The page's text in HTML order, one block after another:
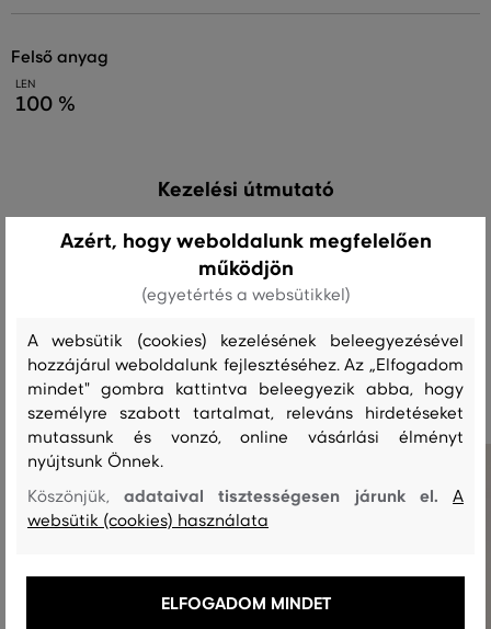
felső anyag
LEN
100 %
Kezelési útmutató
SZÁRÍTÁS
Ajánlott termékek
Azért, hogy weboldalunk megfelelően
működjön
(egyetértés a websütikkel)
A websütik (cookies) kezelésének beleegyezésével
hozzájárul weboldalunk fejlesztéséhez. Az „Elfogadom
mindet" gombra kattintva beleegyezik abba, hogy
személyre szabott tartalmat, releváns hirdetéseket
mutassunk és vonzó, online vásárlási élményt
nyújtsunk Önnek.
Köszönjük,adataival tisztességesen járunk el.A
websütik (cookies) használata
ELFOGADOM MINDET